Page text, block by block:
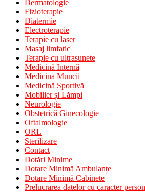
Dermatologie
Fizioterapie
Diatermie
Electroterapie
Terapie cu laser
Masaj limfatic
Terapie cu ultrasunete
Medicină Internă
Medicina Muncii
Medicină Sportivă
Mobilier și Lămpi
Neurologie
Obstetrică Ginecologie
Oftalmologie
ORL
Sterilizare
Contact
Dotări Minime
Dotare Minimă Ambulanțe
Dotare Minimă Cabinete
Prelucrarea datelor cu caracter